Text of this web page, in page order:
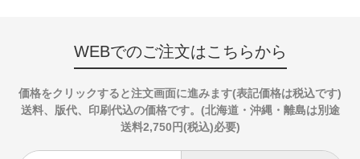
WEBでのご注文はこちらから
価格をクリックすると注文画面に進みます(表記価格は税込です)
送料、版代、印刷代込の価格です。(北海道・沖縄・離島は別途
送料2,750円(税込)必要)